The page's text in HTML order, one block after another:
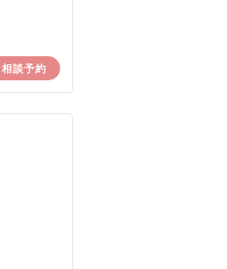
相談予約